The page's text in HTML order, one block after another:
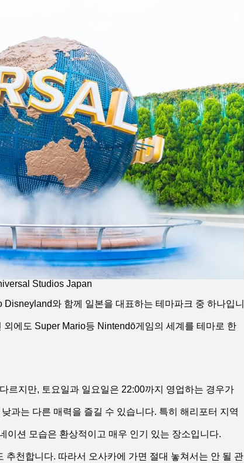
Studios Japan
와 함께 일본을 대표하는 테마파크 중 하나입니
에도 Super Mario등 Nintendō게임의 세계를 테마로 한
르지만, 토요일과 일요일은 22:00까지 영업하는 경우가
과는 다른 매력을 즐길 수 있습니다. 특히 해리포터 지역
이션 모습은 환상적이고 매우 인기 있는 장소입니다.
추천합니다. 따라서 오사카에 가면 절대 놓쳐서는 안 될 관